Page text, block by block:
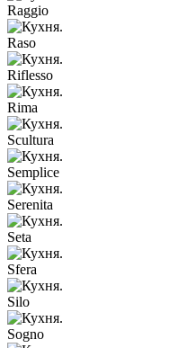
Raggio
Raso
Riflesso
Rima
Scultura
Semplice
Serenita
Seta
Sfera
Silo
Sogno